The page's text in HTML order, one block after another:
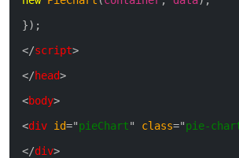
}) ;
</script>
</head>
<body>
<div id="pieChart" class="pie-
</div>